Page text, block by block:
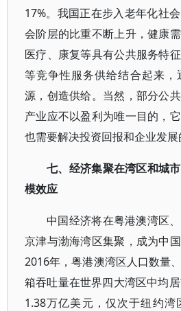
17%。我国正在步入老年化社
会阶层的比重不断上升，健康
医疗、康复等具有公共服务特
等竞争性服务供给结合起来，
源，创造供给。当然，部分公
产业应不以盈利为唯一目的，
也需要解决投资回报和企业发展
七、经济集聚在湾区和城
模效应
中国经济将在粤港澳湾区
京津与渤海湾区集聚，成为中
2016年，粤港澳湾区人口数量
箱吞吐量在世界四大湾区中均
1.38万亿美元，仅次于纽约